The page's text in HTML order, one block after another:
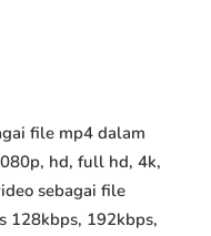
file mp4 dalam
hd, full hd, 4k,
sebagai file
128kbps, 192kbps,